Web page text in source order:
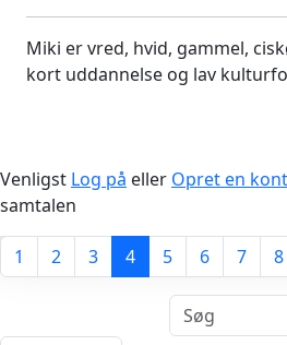
Miki er vred, hvid, gammel,
kort uddannelse og lav
Venligst Log på eller Opret en
samtalen
1 2 3 4 5 6 7 8